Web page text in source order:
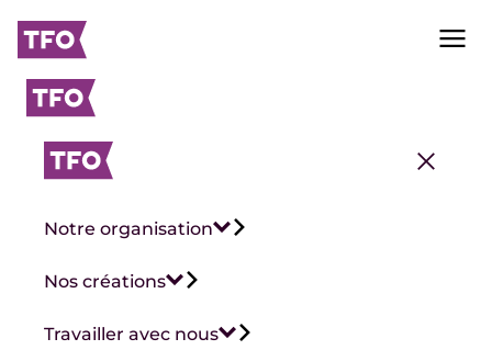
Notre organisation
Nos créations
Travailler avec nous